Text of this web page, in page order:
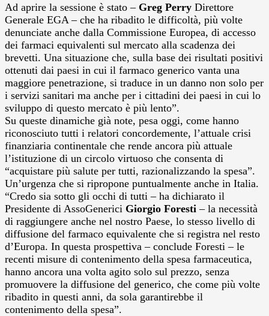
Ad aprire la sessione è stato – Greg Perry Direttore
Generale EGA – che ha ribadito le difficoltà, più volte
denunciate anche dalla Commissione Europea, di accesso
dei farmaci equivalenti sul mercato alla scadenza dei
brevetti. Una situazione che, sulla base dei risultati positivi
ottenuti dai paesi in cui il farmaco generico vanta una
maggiore penetrazione, si traduce in un danno non solo per
i servizi sanitari ma anche per i cittadini dei paesi in cui lo
sviluppo di questo mercato è più lento”.
Su queste dinamiche già note, pesa oggi, come hanno
riconosciuto tutti i relatori concordemente, l’attuale crisi
finanziaria continentale che rende ancora più attuale
l’istituzione di un circolo virtuoso che consenta di
“acquistare più salute per tutti, razionalizzando la spesa”.
Un’urgenza che si ripropone puntualmente anche in Italia.
“Credo sia sotto gli occhi di tutti – ha dichiarato il
Presidente di AssoGenerici Giorgio Foresti – la necessità
di raggiungere anche nel nostro Paese, lo stesso livello di
diffusione del farmaco equivalente che si registra nel resto
d’Europa. In questa prospettiva – conclude Foresti – le
recenti misure di contenimento della spesa farmaceutica,
hanno ancora una volta agito solo sul prezzo, senza
promuovere la diffusione del generico, che come più volte
ribadito in questi anni, da sola garantirebbe il
contenimento della spesa”.